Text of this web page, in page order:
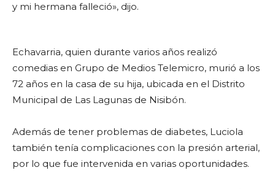
y mi hermana falleció», dijo.
Echavarria, quien durante varios años realizó
comedias en Grupo de Medios Telemicro, murió a los
72 años en la casa de su hija, ubicada en el Distrito
Municipal de Las Lagunas de Nisibón.
Además de tener problemas de diabetes, Luciola
también tenía complicaciones con la presión arterial,
por lo que fue intervenida en varias oportunidades.